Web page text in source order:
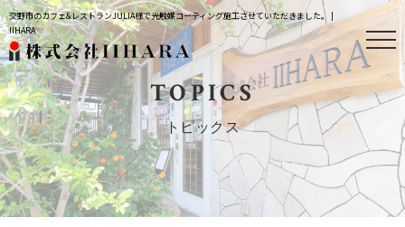
交野市のカフェ&レストランJULIA様で光触媒コーティング施工させていただきました。 |
IIHARA
TOPICS
トピックス